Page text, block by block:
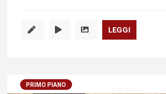
LEGGI
PRIMO PIANO